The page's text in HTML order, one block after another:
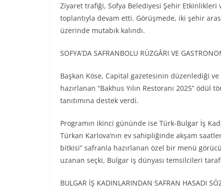
Ziyaret trafiği, Sofya Belediyesi Şehir Etkinlikleri
toplantıyla devam etti. Görüşmede, iki şehir
üzerinde mutabık kalındı.
SOFYA’DA SAFRANBOLU RÜZGÂRI VE
Başkan Köse, Capital gazetesinin düzenlediği
hazırlanan “Bakhus Yılın Restoranı 2025”
tanıtımına destek verdi.
Programın ikinci gününde ise Türk-Bulgar İş
Türkan Karlova’nın ev sahipliğinde akşam
bitkisi” safranla hazırlanan özel bir menü
uzanan seçki, Bulgar iş dünyası temsilcileri
BULGAR İŞ KADINLARINDAN SAFRAN HASADI